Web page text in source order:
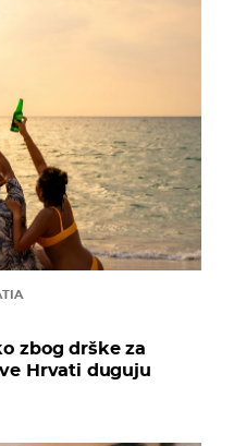
zbog drške za
Hrvati duguju